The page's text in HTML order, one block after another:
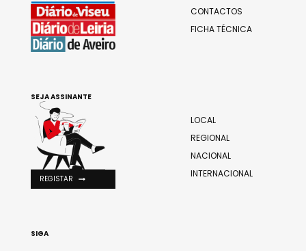
CONTACTOS
FICHA TÉCNICA
LOCAL
REGIONAL
NACIONAL
INTERNACIONAL
SEJA ASSINANTE
REGISTAR
SIGA